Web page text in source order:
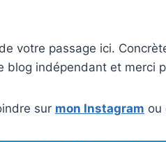
votre passage ici.
blog indépendant et merci
sur mon Instagram ou